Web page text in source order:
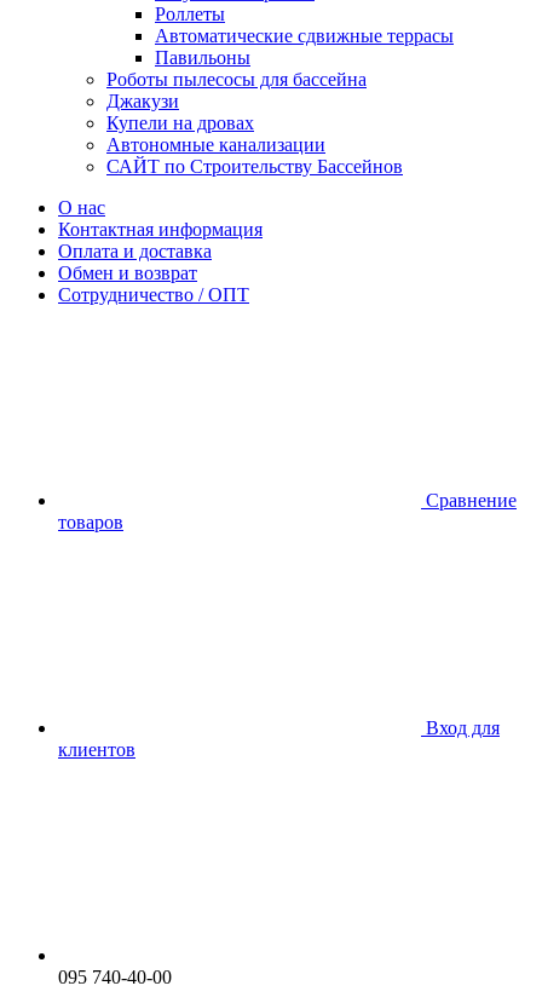
Роллеты
Автоматические сдвижные террасы
Павильоны
Роботы пылесосы для бассейна
Джакузи
Купели на дровах
Автономные канализации
САЙТ по Строительству Бассейнов
О нас
Контактная информация
Оплата и доставка
Обмен и возврат
Сотрудничество / ОПТ
Сравнение
товаров
Вход для
клиентов
095 740-40-00